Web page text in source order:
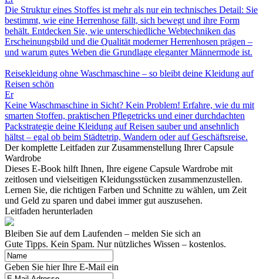
Die Struktur eines Stoffes ist mehr als nur ein technisches Detail: Sie
bestimmt, wie eine Herrenhose fällt, sich bewegt und ihre Form
behält. Entdecken Sie, wie unterschiedliche Webtechniken das
Erscheinungsbild und die Qualität moderner Herrenhosen prägen –
und warum gutes Weben die Grundlage eleganter Männermode ist.
Reisekleidung ohne Waschmaschine – so bleibt deine Kleidung auf
Reisen schön
Er
Keine Waschmaschine in Sicht? Kein Problem! Erfahre, wie du mit
smarten Stoffen, praktischen Pflegetricks und einer durchdachten
Packstrategie deine Kleidung auf Reisen sauber und ansehnlich
hältst – egal ob beim Städtetrip, Wandern oder auf Geschäftsreise.
Der komplette Leitfaden zur Zusammenstellung Ihrer Capsule
Wardrobe
Dieses E-Book hilft Ihnen, Ihre eigene Capsule Wardrobe mit
zeitlosen und vielseitigen Kleidungsstücken zusammenzustellen.
Lernen Sie, die richtigen Farben und Schnitte zu wählen, um Zeit
und Geld zu sparen und dabei immer gut auszusehen.
Leitfaden herunterladen
Bleiben Sie auf dem Laufenden – melden Sie sich an
Gute Tipps. Kein Spam. Nur nützliches Wissen – kostenlos.
Geben Sie hier Ihre E-Mail ein